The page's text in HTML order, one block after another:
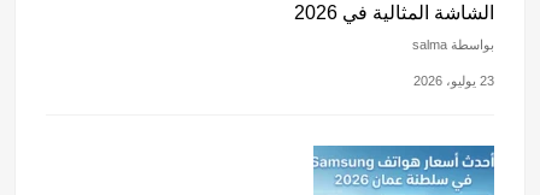
الشاشة المثالية في 2026
بواسطة salma
23 يوليو، 2026